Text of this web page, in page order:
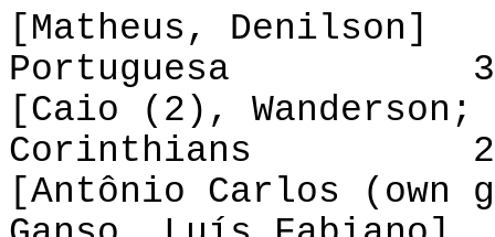
[Matheus, Denilson]
Portuguesa 3-1
[Caio (2), Wanderson;
Corinthians 2-3
[Antônio Carlos (own